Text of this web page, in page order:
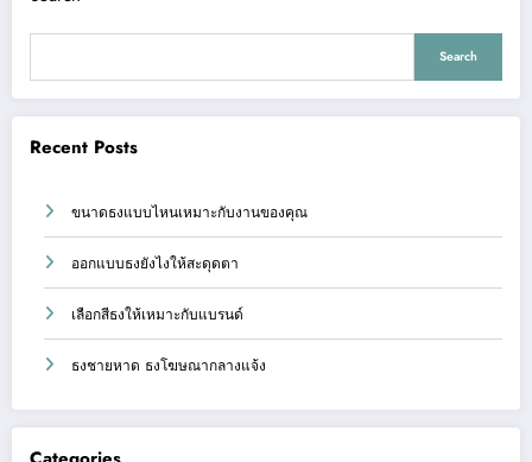
Search
Recent Posts
ขนาดธงแบบไหนเหมาะกับงานของคุณ
ออกแบบธงยังไงให้สะดุดตา
เลือกสีธงให้เหมาะกับแบรนด์
ธงชายหาด ธงโฆษณากลางแจ้ง